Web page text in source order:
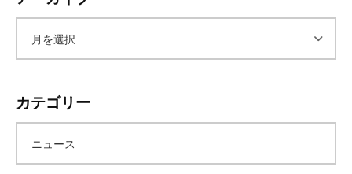
カ
イ
カテゴリー
ニュース